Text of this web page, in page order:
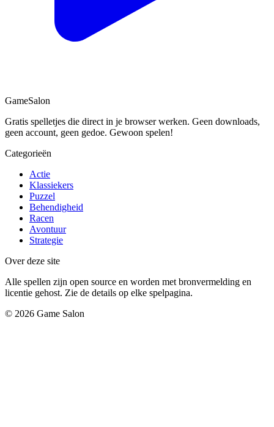
GameSalon
Gratis spelletjes die direct in je browser werken. Geen downloads,
geen account, geen gedoe. Gewoon spelen!
Categorieën
Actie
Klassiekers
Puzzel
Behendigheid
Racen
Avontuur
Strategie
Over deze site
Alle spellen zijn open source en worden met bronvermelding en
licentie gehost. Zie de details op elke spelpagina.
© 2026 Game Salon